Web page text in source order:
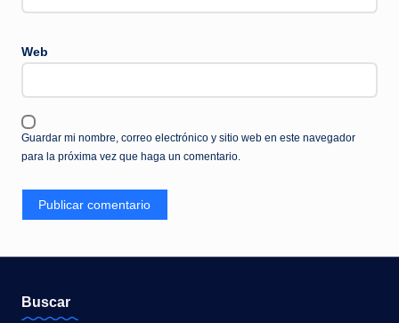
Web
Guardar mi nombre, correo electrónico y sitio web en este navegador
para la próxima vez que haga un comentario.
Buscar